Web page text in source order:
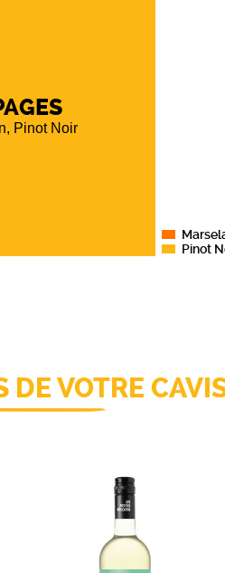
Pinot Noir
Pinot
DE VOTRE